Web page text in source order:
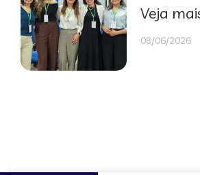
Veja
08/06/2026